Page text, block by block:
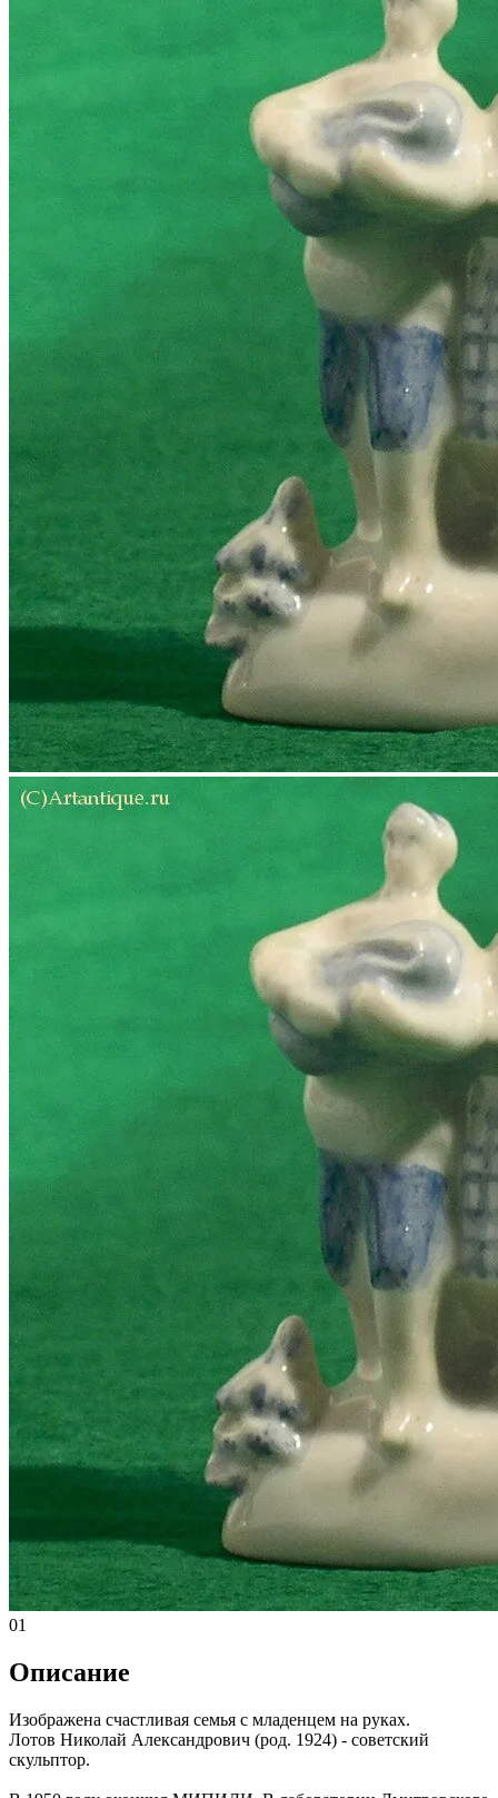
01
Описание
Изображена счастливая семья с младенцем на руках.
Лотов Николай Александрович (род. 1924) - советский
скульптор.